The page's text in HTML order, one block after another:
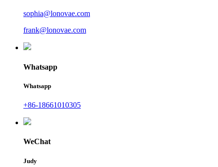
sophia@lonovae.com
frank@lonovae.com
Whatsapp
Whatsapp
+86-18661010305
WeChat
Judy